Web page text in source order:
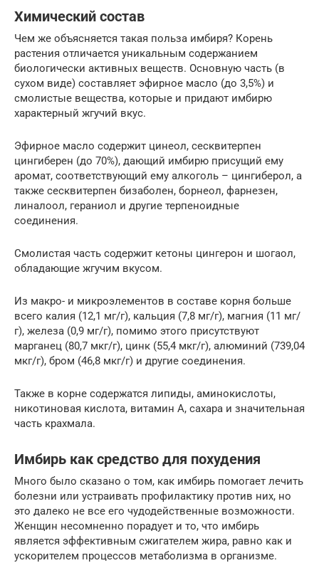
Химический состав
Чем же объясняется такая польза имбиря? Корень
растения отличается уникальным содержанием
биологически активных веществ. Основную часть (в
сухом виде) составляет эфирное масло (до 3,5%) и
смолистые вещества, которые и придают имбирю
характерный жгучий вкус.
Эфирное масло содержит цинеол, сесквитерпен
цингиберен (до 70%), дающий имбирю присущий ему
аромат, соответствующий ему алкоголь – цингиберол, а
также сесквитерпен бизаболен, борнеол, фарнезен,
линалоол, гераниол и другие терпеноидные
соединения.
Смолистая часть содержит кетоны цингерон и шогаол,
обладающие жгучим вкусом.
Из макро- и микроэлементов в составе корня больше
всего калия (12,1 мг/г), кальция (7,8 мг/г), магния (11 мг/
г), железа (0,9 мг/г), помимо этого присутствуют
марганец (80,7 мкг/г), цинк (55,4 мкг/г), алюминий (739,04
мкг/г), бром (46,8 мкг/г) и другие соединения.
Также в корне содержатся липиды, аминокислоты,
никотиновая кислота, витамин А, сахара и значительная
часть крахмала.
Имбирь как средство для похудения
Много было сказано о том, как имбирь помогает лечить
болезни или устраивать профилактику против них, но
это далеко не все его чудодейственные возможности.
Женщин несомненно порадует и то, что имбирь
является эффективным сжигателем жира, равно как и
ускорителем процессов метаболизма в организме.